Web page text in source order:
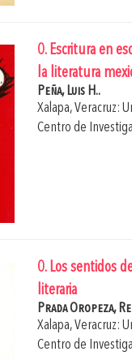
0. Escritura en
la literatura
Peña, Luis H..
Xalapa, Veracruz:
Centro de
0. Los sentidos
literaria
Prada Oropeza,
Xalapa, Veracruz:
Centro de